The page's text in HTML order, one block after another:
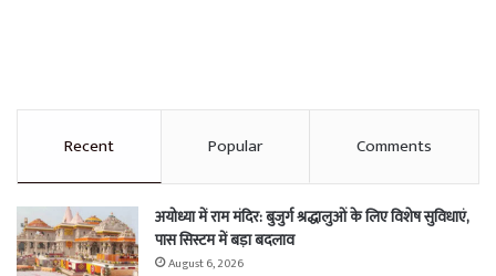
Recent Popular Comments
अयोध्या में राम मंदिर: बुजुर्ग श्रद्धालुओं के लिए विशेष सुविधाएं,
पास सिस्टम में बड़ा बदलाव
August 6, 2026